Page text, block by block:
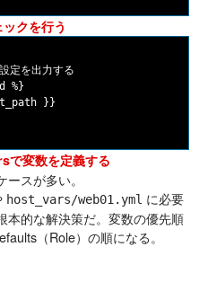
クを行う
定を出力する
%}
}}
変数を定義する
スが多い。
host_vars/web01.yml に必要
本的な解決策だ。変数の優先順
（Role）の順になる。